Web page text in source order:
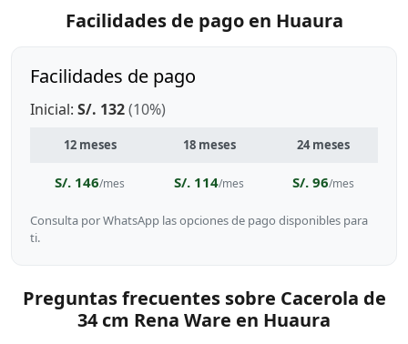
Facilidades de pago en Huaura
Facilidades de pago
Inicial: S/. 132(10%)
12 meses 18 meses 24 meses
S/. 146/mes S/. 114/mes S/. 96/mes
Consulta por WhatsApp las opciones de pago disponibles para
ti.
Preguntas frecuentes sobre Cacerola de
34 cm Rena Ware en Huaura